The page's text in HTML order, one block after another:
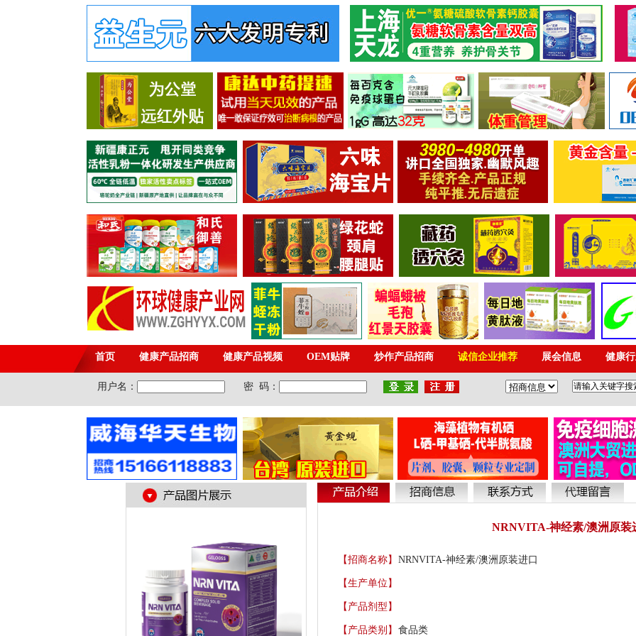
NRNVITA-神经素/澳洲原装
【招商名称】 NRNVITA-神经素/澳洲原装进口
【生产单位】
【产品剂型】
【产品类别】 食品类